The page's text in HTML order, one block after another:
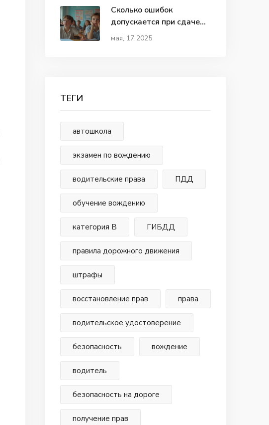
Сколько ошибок
допускается при сдаче
экзамена по вождению:
мая, 17 2025
ТЕГИ
автошкола
экзамен по вождению
водительские права ПДД
обучение вождению
категория В ГИБДД
правила дорожного движения
штрафы
восстановление прав права
водительское удостоверение
безопасность вождение
водитель
безопасность на дороге
получение прав